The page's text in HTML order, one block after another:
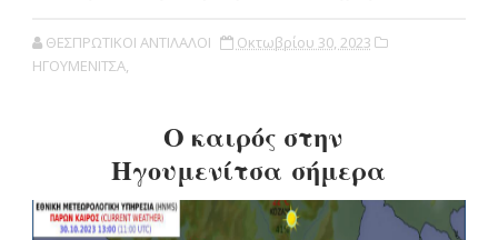
ΘΕΣΠΡΩΤΙΚΟΙ ΑΝΤΙΛΑΛΟΙ
Οκτωβρίου 30, 2023
ΗΓΟΥΜΕΝΙΤΣΑ,
Ο καιρός στην
Ηγουμενίτσα σήμερα